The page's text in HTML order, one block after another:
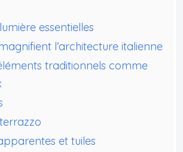
essentielles
l’architecture italienne
traditionnels comme
et tuiles